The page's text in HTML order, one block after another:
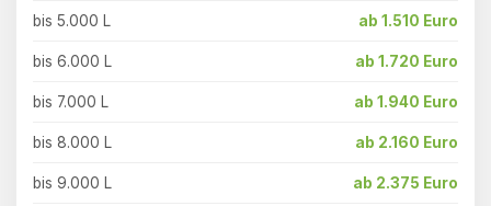
bis 5.000 L ab 1.510 Euro
bis 6.000 L ab 1.720 Euro
bis 7.000 L ab 1.940 Euro
bis 8.000 L ab 2.160 Euro
bis 9.000 L ab 2.375 Euro